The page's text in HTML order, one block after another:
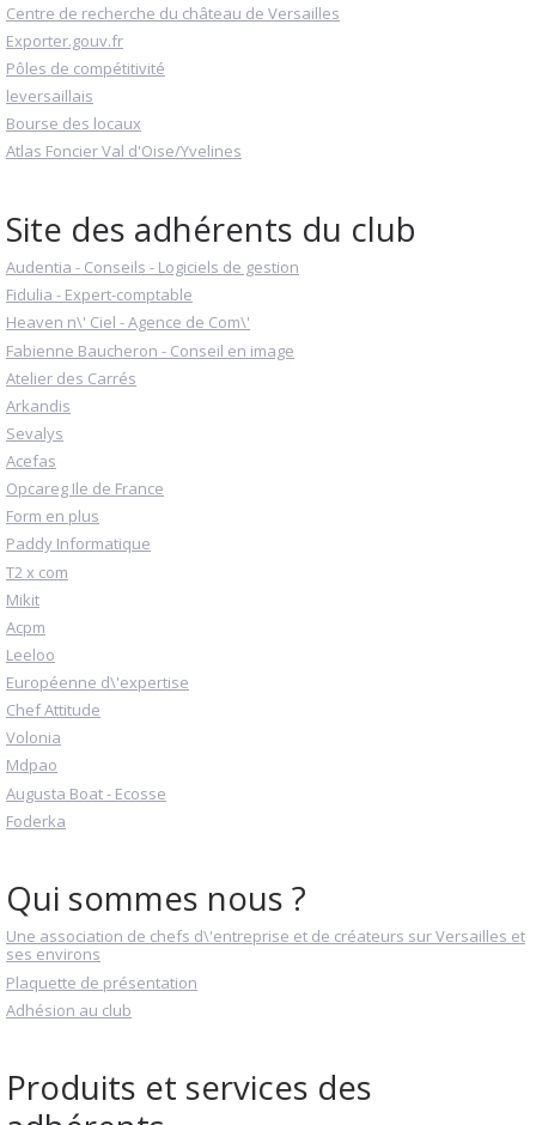
Centre de recherche du château de Versailles
Exporter.gouv.fr
Pôles de compétitivité
leversaillais
Bourse des locaux
Atlas Foncier Val d'Oise/Yvelines
Site des adhérents du club
Audentia - Conseils - Logiciels de gestion
Fidulia - Expert-comptable
Heaven n\' Ciel - Agence de Com\'
Fabienne Baucheron - Conseil en image
Atelier des Carrés
Arkandis
Sevalys
Acefas
Opcareg Ile de France
Form en plus
Paddy Informatique
T2 x com
Mikit
Acpm
Leeloo
Européenne d\'expertise
Chef Attitude
Volonia
Mdpao
Augusta Boat - Ecosse
Foderka
Qui sommes nous ?
Une association de chefs d\'entreprise et de créateurs sur Versailles et
ses environs
Plaquette de présentation
Adhésion au club
Produits et services des